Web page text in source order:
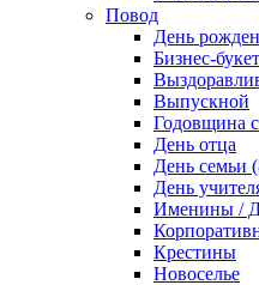
Повод
День
Бизнес-
Выпускной
Годовщина
День отца
День семьи
День
Именины /
Крестины
Новоселье